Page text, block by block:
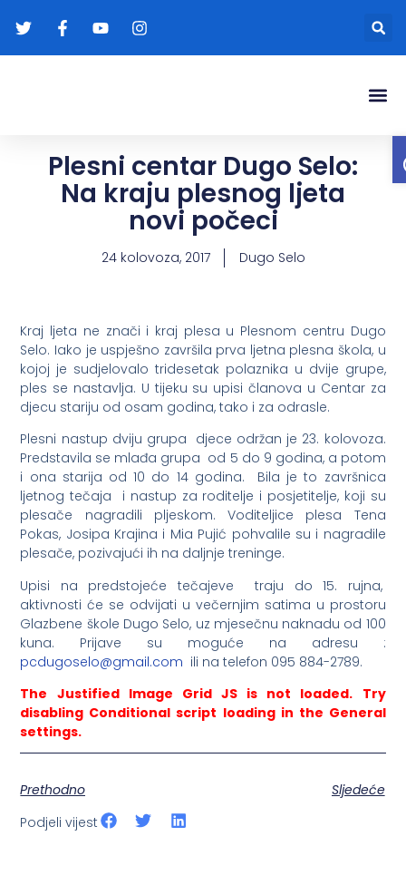
Plesni centar Dugo Selo:
Na kraju plesnog ljeta
novi počeci
24 kolovoza, 2017 Dugo Selo
Kraj ljeta ne znači i kraj plesa u Plesnom centru Dugo
Selo. Iako je uspješno završila prva ljetna plesna škola, u
kojoj je sudjelovalo tridesetak polaznika u dvije grupe,
ples se nastavlja. U tijeku su upisi članova u Centar za
djecu stariju od osam godina, tako i za odrasle.
Plesni nastup dviju grupa djece održan je 23. kolovoza.
Predstavila se mlađa grupa od 5 do 9 godina, a potom
i ona starija od 10 do 14 godina. Bila je to završnica
ljetnog tečaja i nastup za roditelje i posjetitelje, koji su
plesače nagradili pljeskom. Voditeljice plesa Tena
Pokas, Josipa Krajina i Mia Pujić pohvalile su i nagradile
plesače, pozivajući ih na daljnje treninge.
Upisi na predstojeće tečajeve traju do 15. rujna,
aktivnosti će se odvijati u večernjim satima u prostoru
Glazbene škole Dugo Selo, uz mjesečnu naknadu od 100
kuna. Prijave su moguće na adresu :
pcdugoselo@gmail.com ili na telefon 095 884-2789.
The Justified Image Grid JS is not loaded. Try
disabling Conditional script loading in the General
settings.
Prethodno
Sljedeće
Podjeli vijest